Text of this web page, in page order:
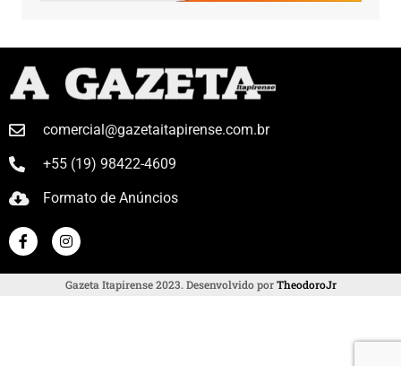
comercial@gazetaitapirense.com.br
+55 (19) 98422-4609
Formato de Anúncios
Gazeta Itapirense 2023. Desenvolvido porTheodoroJr